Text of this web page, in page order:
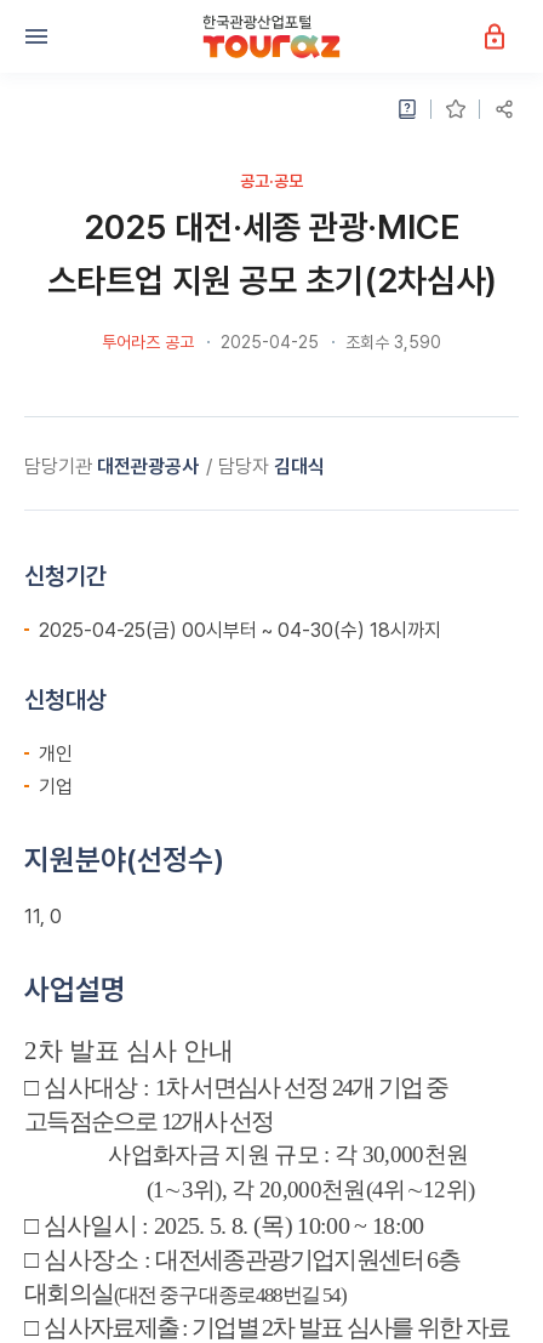
공고·공모
2025 대전·세종 관광·MICE
스타트업 지원 공모 초기(2차심사)
투어라즈 공고 2025-04-25 조회수 3,590
담당기관 대전관광공사 담당자 김대식
신청기간
2025-04-25(금) 00시부터 ~ 04-30(수) 18시까지
신청대상
개인
기업
지원분야(선정수)
11, 0
사업설명
2차 발표 심사 안내
□ 심사대상 : 1차 서면심사 선정 24개 기업 중
고득점순으로 12개사 선정
사업화자금 지원 규모 : 각 30,000천원
(1 ∼3위), 각 20,000천원(4위 ∼12위)
□ 심사일시 : 2025. 5. 8. (목) 10:00 ~ 18:00
□ 심사장소 : 대전세종관광기업지원센터 6층
대회의실(대전 중구 대종로488번길 54)
□ 심사자료제출: 기업별 2차 발표 심사를 위한 자료